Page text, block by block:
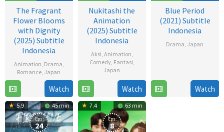
The Fragrant
Flower Blooms
with Dignity
(2025) Subtitle
Indonesia
Animation, Drama,
Romance, Japan
Jul
2025
Watch
Nukitashi the
Animation
(2025) Subtitle
Indonesia
Aksi, Animation,
Comedy, Fantasi,
Japan
Jul
2025
Watch
Blue Period
(2021) Subtitle
Indonesia
Drama, Japan
2021
Watch
5.9 45 min
Eps:
24
7.4 63 min
Eps:
8